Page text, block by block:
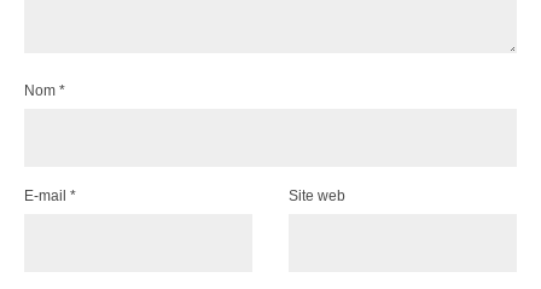
Nom *
E-mail * Site web